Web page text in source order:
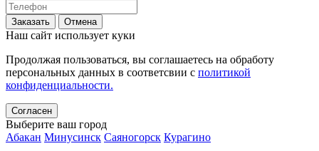
Заказать Отмена
Наш сайт использует куки
Продолжая пользоваться, вы соглашаетесь на обработу
персональных данных в соответсвии с политикой
конфиденциальности.
Согласен
Выберите ваш город
Абакан Минусинск Саяногорск Курагино